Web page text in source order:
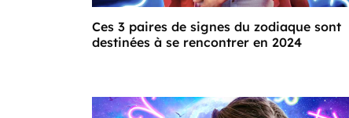
Ces 3 paires de signes du zodiaque sont
destinées à se rencontrer en 2024